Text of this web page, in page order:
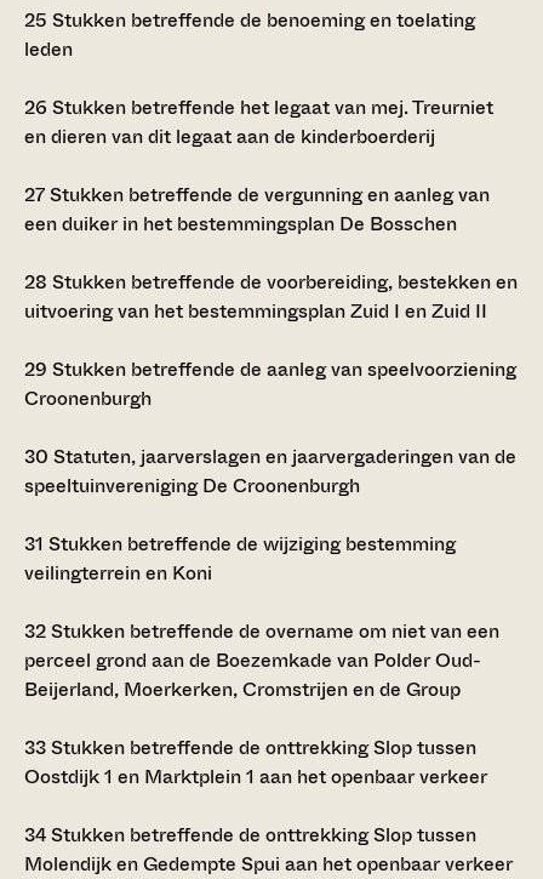
25 Stukken betreffende de benoeming en toelating
leden
26 Stukken betreffende het legaat van mej. Treurniet
en dieren van dit legaat aan de kinderboerderij
27Stukken betreffende de vergunning en aanleg van
een duiker in het bestemmingsplan De Bosschen
28 Stukken betreffende de voorbereiding, bestekken en
uitvoering van het bestemmingsplan Zuid I en Zuid II
29 Stukken betreffende de aanleg van speelvoorziening
Croonenburgh
30 Statuten, jaarverslagen en jaarvergaderingen van de
speeltuinvereniging De Croonenburgh
31 Stukken betreffende de wijziging bestemming
veilingterrein en Koni
32Stukken betreffende de overname om niet van een
perceel grond aan de Boezemkade van Polder Oud-
Beijerland, Moerkerken, Cromstrijen en de Group
33Stukken betreffende de onttrekking Slop tussen
Oostdijk 1 en Marktplein 1 aan het openbaar verkeer
34Stukken betreffende de onttrekking Slop tussen
Molendijk en Gedempte Spui aan het openbaar verkeer